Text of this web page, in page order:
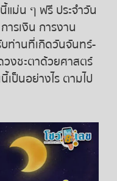
ม่น ๆ ฟรี ประจำวัน
ารเงิน การงาน
ท่านที่เกิดวันจันทร์-
งชะตาด้วยศาสตร์
เป็นอย่างไร ตามไป